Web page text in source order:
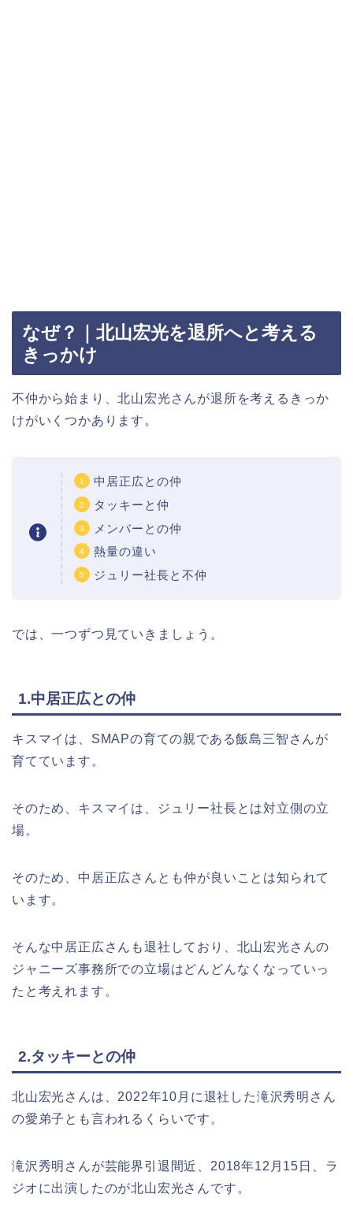
なぜ？｜北山宏光を退所へと考える
きっかけ
不仲から始まり、北山宏光さんが退所を考えるきっか
けがいくつかあります。
中居正広との仲
タッキーと仲
メンバーとの仲
熱量の違い
ジュリー社長と不仲
では、一つずつ見ていきましょう。
1.中居正広との仲
キスマイは、SMAPの育ての親である飯島三智さんが
育てています。
そのため、キスマイは、ジュリー社長とは対立側の立
場。
そのため、中居正広さんとも仲が良いことは知られて
います。
そんな中居正広さんも退社しており、北山宏光さんの
ジャニーズ事務所での立場はどんどんなくなっていっ
たと考えれます。
2.タッキーとの仲
北山宏光さんは、2022年10月に退社した滝沢秀明さん
の愛弟子とも言われるくらいです。
滝沢秀明さんが芸能界引退間近、2018年12月15日、ラ
ジオに出演したのが北山宏光さんです。